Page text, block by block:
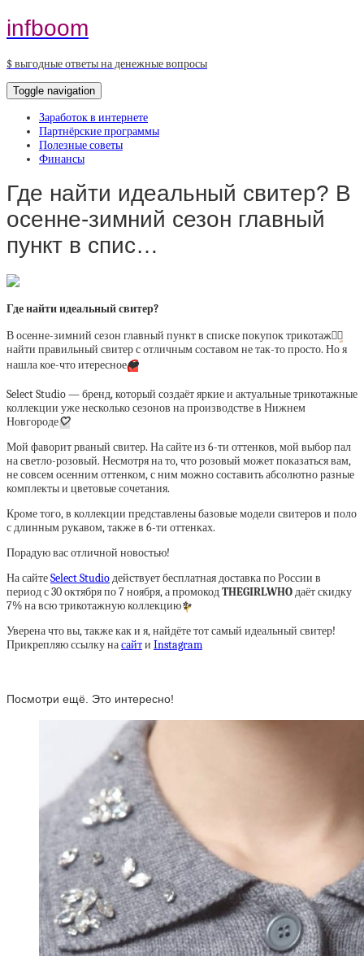
infboom
$ выгодные ответы на денежные вопросы
Toggle navigation
Заработок в интернете
Партнёрские программы
Полезные советы
Финансы
Где найти идеальный свитер? В
осенне-зимний сезон главный
пункт в спис…
Где найти идеальный свитер?
В осенне-зимний сезон главный пункт в списке покупок трикотаж👌🏼
найти правильный свитер с отличным составом не так-то просто. Но я
нашла кое-что итересное❤️
Select Studio — бренд, который создаёт яркие и актуальные трикотажные
коллекции уже несколько сезонов на производстве в Нижнем
Новгороде🤍
Мой фаворит рваный свитер. На сайте из 6-ти оттенков, мой выбор пал
на светло-розовый. Несмотря на то, что розовый может показаться вам,
не совсем осенним оттенком, с ним можно составить абсолютно разные
комплекты и цветовые сочетания.
Кроме того, в коллекции представлены базовые модели свитеров и поло
с длинным рукавом, также в 6-ти оттенках.
Порадую вас отличной новостью!
На сайтеSelect Studioдействует бесплатная доставка по России в
период с 30 октября по 7 ноября, а промокодTHEGIRLWHOдаёт скидку
7% на всю трикотажную коллекцию✨
Уверена что вы, также как и я, найдёте тот самый идеальный свитер!
Прикрепляю ссылку насайти Instagram
Посмотри ещё. Это интересно!